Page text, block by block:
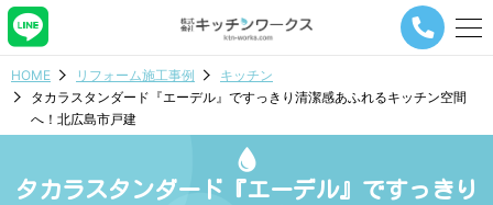
メ
ビ
シ
HOME リフォーム施工事例
キッチン
タカラスタンダード『エーデル』ですっきり清潔感あふれるキッチン空間
へ！北広島市戸建
タカラスタンダード『エーデル』ですっきり